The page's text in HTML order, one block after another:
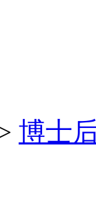
博士